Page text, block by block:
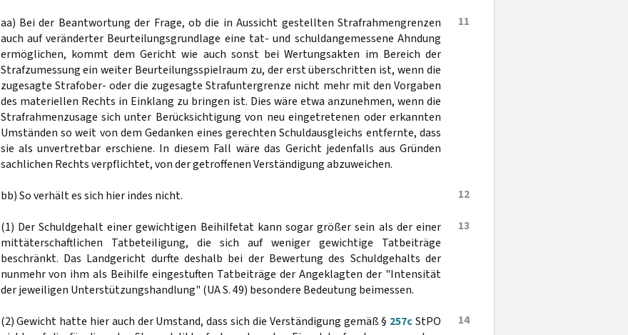
11
aa) Bei der Beantwortung der Frage, ob die in Aussicht gestellten Strafrahmengrenzen
auch auf veränderter Beurteilungsgrundlage eine tat- und schuldangemessene Ahndung
ermöglichen, kommt dem Gericht wie auch sonst bei Wertungsakten im Bereich der
Strafzumessung ein weiter Beurteilungsspielraum zu, der erst überschritten ist, wenn die
zugesagte Strafober- oder die zugesagte Strafuntergrenze nicht mehr mit den Vorgaben
des materiellen Rechts in Einklang zu bringen ist. Dies wäre etwa anzunehmen, wenn die
Strafrahmenzusage sich unter Berücksichtigung von neu eingetretenen oder erkannten
Umständen so weit von dem Gedanken eines gerechten Schuldausgleichs entfernte, dass
sie als unvertretbar erschiene. In diesem Fall wäre das Gericht jedenfalls aus Gründen
sachlichen Rechts verpflichtet, von der getroffenen Verständigung abzuweichen.
12
bb) So verhält es sich hier indes nicht.
13
(1) Der Schuldgehalt einer gewichtigen Beihilfetat kann sogar größer sein als der einer
mittäterschaftlichen Tatbeteiligung, die sich auf weniger gewichtige Tatbeiträge
beschränkt. Das Landgericht durfte deshalb bei der Bewertung des Schuldgehalts der
nunmehr von ihm als Beihilfe eingestuften Tatbeiträge der Angeklagten der "Intensität
der jeweiligen Unterstützungshandlung" (UA S. 49) besondere Bedeutung beimessen.
14
(2) Gewicht hatte hier auch der Umstand, dass sich die Verständigung gemäß § 257cStPO